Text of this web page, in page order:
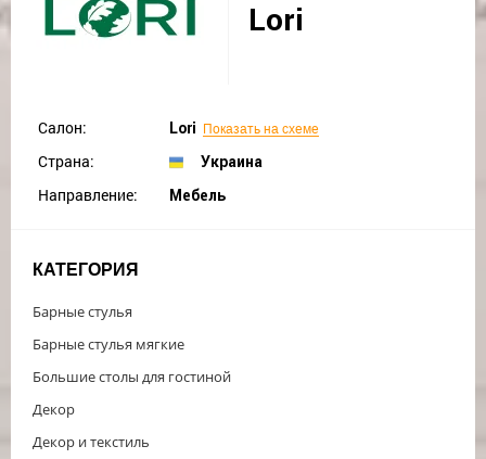
Lori
Салон: Lori Показать на схеме
Страна: Украина
Направление: Мебель
КАТЕГОРИЯ
Барные стулья
Барные стулья мягкие
Большие столы для гостиной
Декор
Декор и текстиль